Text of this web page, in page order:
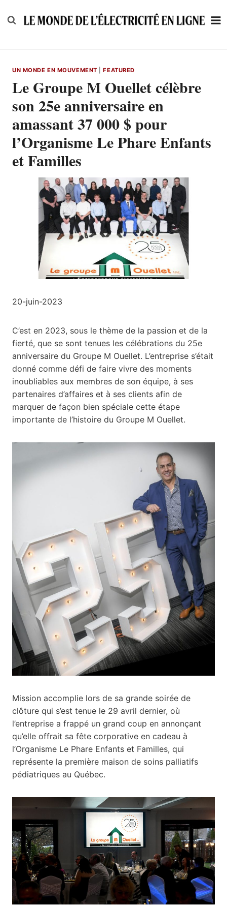
to
UN MONDE EN MOUVEMENT |FEATURED
Le Groupe M Ouellet célèbre
son 25e anniversaire en
amassant 37 000 $ pour
l’Organisme Le Phare Enfants
et Familles
20-juin-2023
C’est en 2023, sous le thème de la passion et de la
fierté, que se sont tenues les célébrations du 25e
anniversaire du Groupe M Ouellet. L’entreprise s’était
donné comme défi de faire vivre des moments
inoubliables aux membres de son équipe, à ses
partenaires d’affaires et à ses clients afin de
marquer de façon bien spéciale cette étape
importante de l’histoire du Groupe M Ouellet.
Mission accomplie lors de sa grande soirée de
clôture qui s’est tenue le 29 avril dernier, où
l’entreprise a frappé un grand coup en annonçant
qu’elle offrait sa fête corporative en cadeau à
l’Organisme Le Phare Enfants et Familles, qui
représente la première maison de soins palliatifs
pédiatriques au Québec.